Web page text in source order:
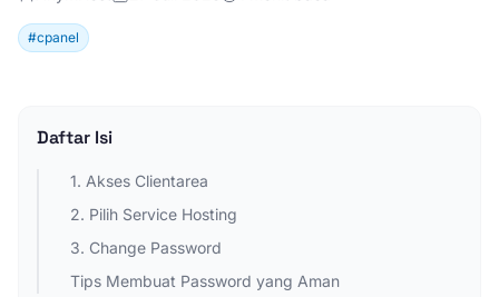
#cpanel
Daftar Isi
1. Akses Clientarea
2. Pilih Service Hosting
3. Change Password
Tips Membuat Password yang Aman